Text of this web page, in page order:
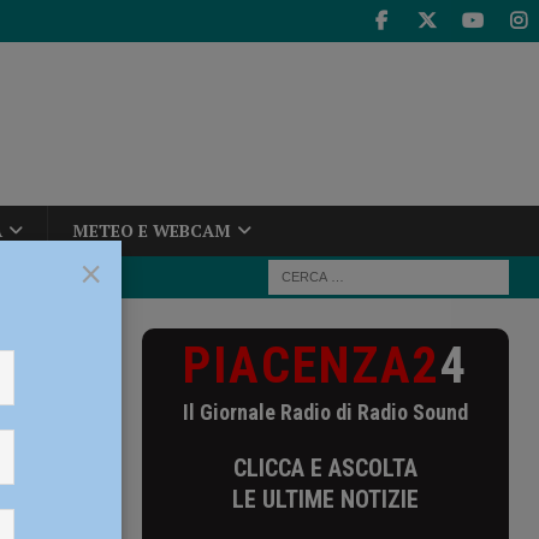
METEO E WEBCAM
31 patenti
PIACENZA24
Il Giornale Radio di Radio Sound
CLICCA E ASCOLTA
LE ULTIME NOTIZIE
×